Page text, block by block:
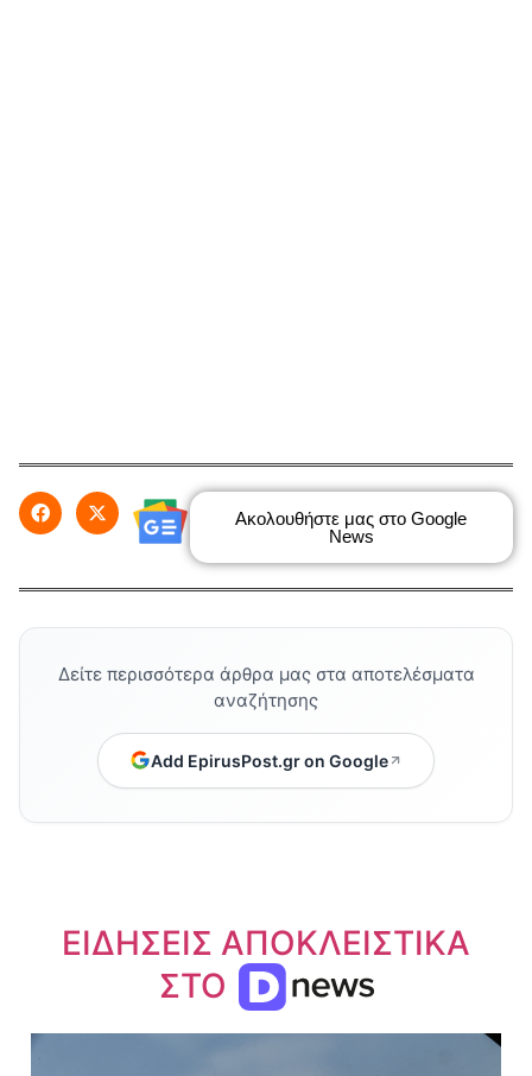
Ακολουθήστε μας στο Google
News
Δείτε περισσότερα άρθρα μας στα αποτελέσματα
αναζήτησης
Add EpirusPost.gr on Google
ΕΙΔΗΣΕΙΣ ΑΠΟΚΛΕΙΣΤΙΚΑ
ΣΤΟ